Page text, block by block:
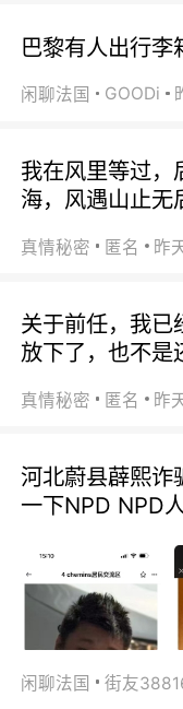
巴黎有人出行李
闲聊法国 GOODi
我在风里等过，
海，风遇山止无
真情秘密 匿名 昨
关于前任，我已
放下了，也不是
真情秘密 匿名 昨
河北蔚县薜熙诈
一下NPD NPD
闲聊法国